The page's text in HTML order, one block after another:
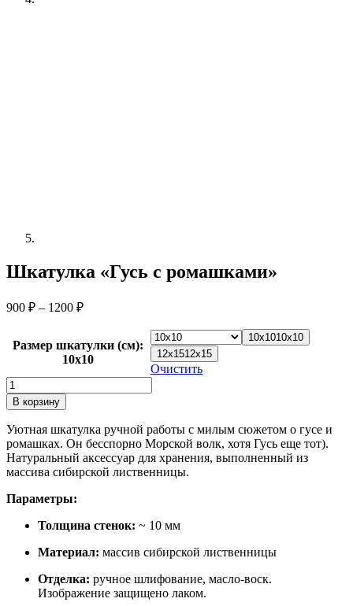
Шкатулка «Гусь с ромашками»
900 ₽ – 1200 ₽Диапазон
–
1200 ₽
Размер шкатулки (см):
10х10
10х1010х10
12х1512х15
Очистить
Количество
товара
Шкатулка
"Гусь
с
ромашками"
В корзину
Уютная шкатулка ручной работы с милым сюжетом о гусе и
ромашках. Он бесспорно Морской волк, хотя Гусь еще тот).
Натуральный аксессуар для хранения, выполненный из
массива сибирской лиственницы.
Параметры:
Толщина стенок: ~ 10 мм
Материал: массив сибирской лиственницы
Отделка: ручное шлифование, масло-воск.
Изображение защищено лаком.